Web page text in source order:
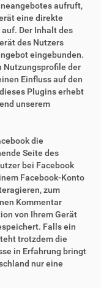
aufruft,
eine direkte
Der Inhalt des
des Nutzers
eingebunden.
Nutzungsprofile der
Einfluss auf den
Plugins erhebt
unserem
die
Seite des
bei Facebook
Facebook-Konto
zum
Kommentar
von Ihrem Gerät
Falls ein
trotzdem die
in Erfahrung bringt
nur eine